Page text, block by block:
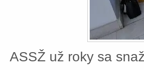
ASSŽ už roky sa